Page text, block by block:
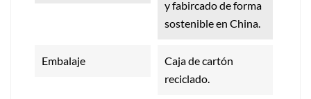
y fabircado de forma
sostenible en China.
Embalaje
Caja de cartón
reciclado.